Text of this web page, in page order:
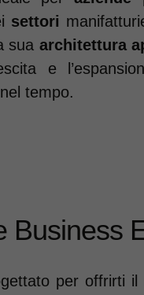
settori
sua architettura
e
tempo.
Business
per offrirti